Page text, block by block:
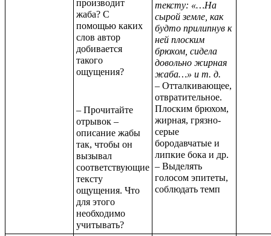
производит
жаба? С
помощью каких
слов автор
добивается
такого
ощущения?
– Прочитайте
отрывок –
описание жабы
так, чтобы он
вызывал
соответствующие
тексту
ощущения. Что
для этого
необходимо
учитывать?
тексту: «…На
сырой земле, как
будто прилипнув к
ней плоским
брюхом, сидела
довольно жирная
жаба…» и т. д.
– Отталкивающее,
отвратительное.
Плоским брюхом,
жирная, грязно-
серые
бородавчатые и
липкие бока и др.
– Выделять
голосом эпитеты,
соблюдать темп